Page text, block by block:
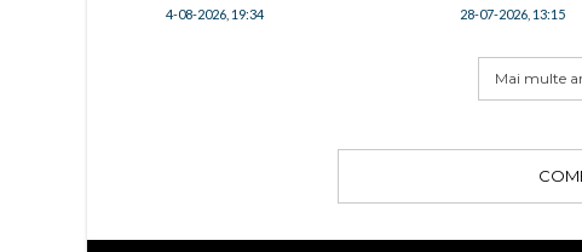
4-08-2026, 19:34 28-07-2026, 13:15
Mai multe